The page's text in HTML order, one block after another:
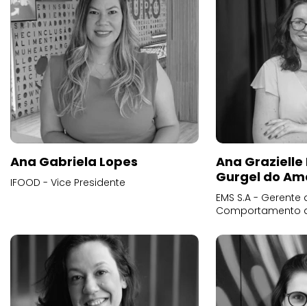
Ana Gabriela Lopes
IFOOD - Vice Presidente
Ana
Gurgel do
EMS S.A -
Comportamento